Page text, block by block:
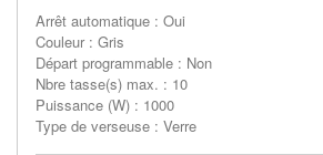
Arrêt automatique : Oui
Couleur : Gris
Départ programmable : Non
Nbre tasse(s) max. : 10
Puissance (W) : 1000
Type de verseuse : Verre